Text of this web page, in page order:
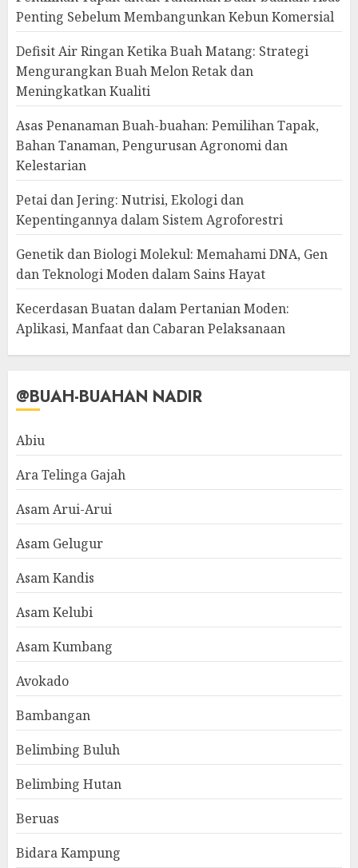
Penting Sebelum Membangunkan Kebun Komersial
Defisit Air Ringan Ketika Buah Matang: Strategi
Mengurangkan Buah Melon Retak dan
Meningkatkan Kualiti
Asas Penanaman Buah-buahan: Pemilihan Tapak,
Bahan Tanaman, Pengurusan Agronomi dan
Kelestarian
Petai dan Jering: Nutrisi, Ekologi dan
Kepentingannya dalam Sistem Agroforestri
Genetik dan Biologi Molekul: Memahami DNA, Gen
dan Teknologi Moden dalam Sains Hayat
Kecerdasan Buatan dalam Pertanian Moden:
Aplikasi, Manfaat dan Cabaran Pelaksanaan
@BUAH-BUAHAN NADIR
Abiu
Ara Telinga Gajah
Asam Arui-Arui
Asam Gelugur
Asam Kandis
Asam Kelubi
Asam Kumbang
Avokado
Bambangan
Belimbing Buluh
Belimbing Hutan
Beruas
Bidara Kampung